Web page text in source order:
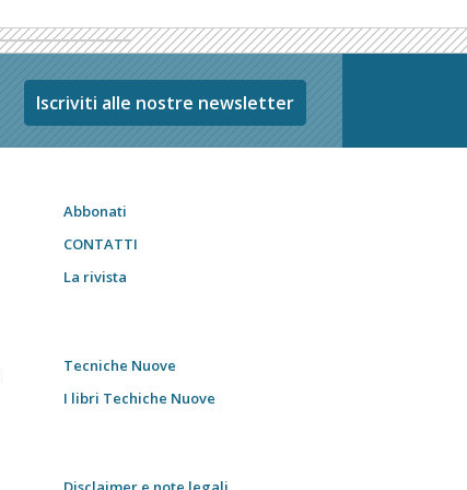
Iscriviti alle nostre newsletter
Abbonati
CONTATTI
La rivista
Tecniche Nuove
I libri Techiche Nuove